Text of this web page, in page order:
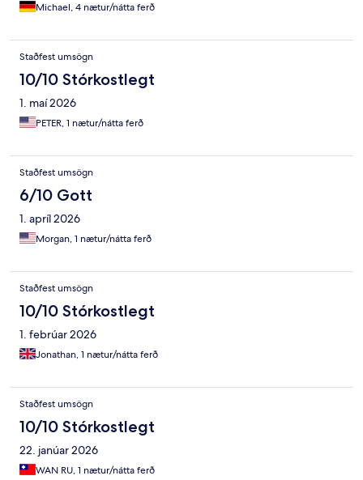
Michael, 4 nætur/nátta ferð
Staðfest umsögn
10/10 Stórkostlegt
1. maí 2026
PETER, 1 nætur/nátta ferð
Staðfest umsögn
6/10 Gott
1. apríl 2026
Morgan, 1 nætur/nátta ferð
Staðfest umsögn
10/10 Stórkostlegt
1. febrúar 2026
Jonathan, 1 nætur/nátta ferð
Staðfest umsögn
10/10 Stórkostlegt
22. janúar 2026
WAN RU, 1 nætur/nátta ferð